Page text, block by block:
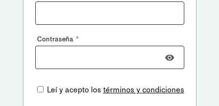
Contraseña *
Leí y acepto los términos y condiciones